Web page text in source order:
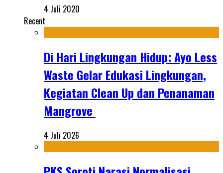
4 Juli 2020
Recent
Di Hari Lingkungan Hidup: Ayo Less
Waste Gelar Edukasi Lingkungan,
Kegiatan Clean Up dan Penanaman
Mangrove
4 Juli 2026